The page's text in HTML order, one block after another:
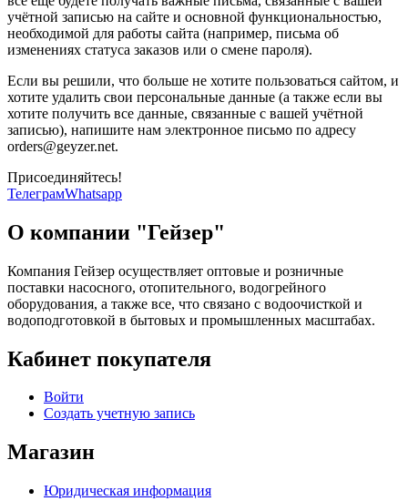
учётной записью на сайте и основной функциональностью,
необходимой для работы сайта (например, письма об
изменениях статуса заказов или о смене пароля).
Если вы решили, что больше не хотите пользоваться сайтом, и
хотите удалить свои персональные данные (а также если вы
хотите получить все данные, связанные с вашей учётной
записью), напишите нам электронное письмо по адресу
orders@geyzer.net.
Присоединяйтесь!
ТелеграмWhatsapp
О компании "Гейзер"
Компания Гейзер осуществляет оптовые и розничные
поставки насосного, отопительного, водогрейного
оборудования, а также все, что связано с водоочисткой и
водоподготовкой в бытовых и промышленных масштабах.
Кабинет покупателя
Войти
Создать учетную запись
Магазин
Юридическая информация